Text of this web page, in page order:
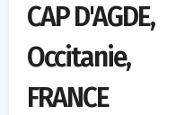
CAP D'AGDE,
Occitanie,
FRANCE